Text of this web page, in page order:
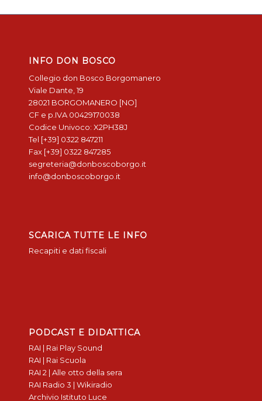
INFO DON BOSCO
Collegio don Bosco Borgomanero
Viale Dante, 19
28021 BORGOMANERO [NO]
CF e p.IVA 00429170038
Codice Univoco: X2PH38J
Tel [+39] 0322 847211
Fax [+39] 0322 847285
segreteria@donboscoborgo.it
info@donboscoborgo.it
SCARICA TUTTE LE INFO
Recapiti e dati fiscali
PODCAST E DIDATTICA
RAI | Rai Play Sound
RAI | Rai Scuola
RAI 2 | Alle otto della sera
RAI Radio 3 | Wikiradio
Archivio Istituto Luce